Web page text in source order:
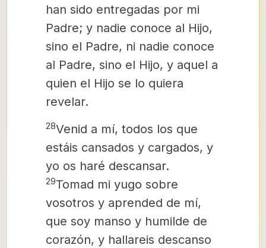
han sido entregadas por mi
Padre; y nadie conoce al Hijo,
sino el Padre, ni nadie conoce
al Padre, sino el Hijo, y aquel a
quien el Hijo se lo quiera
revelar.
28Venid a mí, todos los que
estáis cansados y cargados, y
yo os haré descansar.
29Tomad mi yugo sobre
vosotros y aprended de mí,
que soy manso y humilde de
corazón, y hallareis descanso